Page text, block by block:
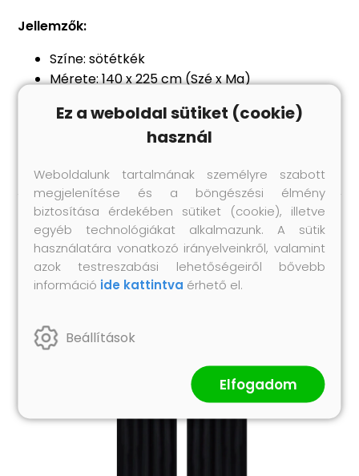
Jellemzők:
Színe: sötétkék
Mérete: 140 x 225 cm (Szé x Ma)
Fémgyűrűkkel
A csomag 2 db függönyt tartalmaz
Hasonló termékek
Ez a weboldal sütiket (cookie)
használ
Weboldalunk tartalmának személyre szabott
megjelenítése és a böngészési élmény
biztosítása érdekében sütiket (cookie), illetve
egyéb technológiákat alkalmazunk. A sütik
használatára vonatkozó irányelveinkről, valamint
azok testreszabási lehetőségeiről bővebb
információ ide kattintva érhető el.
Beállítások
Elfogadom